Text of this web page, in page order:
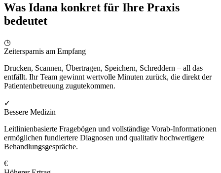
Was Idana konkret für Ihre Praxis
bedeutet
◷
Zeitersparnis am Empfang
Drucken, Scannen, Übertragen, Speichern, Schreddern – all das
entfällt. Ihr Team gewinnt wertvolle Minuten zurück, die direkt der
Patientenbetreuung zugutekommen.
✓
Bessere Medizin
Leitlinienbasierte Fragebögen und vollständige Vorab-Informationen
ermöglichen fundiertere Diagnosen und qualitativ hochwertigere
Behandlungsgespräche.
€